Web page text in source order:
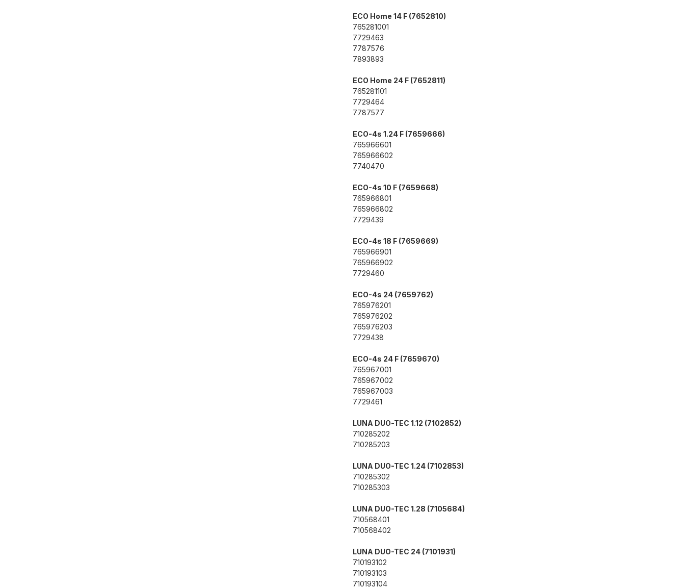
ECO Home 14 F (7652810)
765281001
7729463
7787576
7893893
ECO Home 24 F (7652811)
765281101
7729464
7787577
ECO-4s 1.24 F (7659666)
765966601
765966602
7740470
ECO-4s 10 F (7659668)
765966801
765966802
7729439
ECO-4s 18 F (7659669)
765966901
765966902
7729460
ECO-4s 24 (7659762)
765976201
765976202
765976203
7729438
ECO-4s 24 F (7659670)
765967001
765967002
765967003
7729461
LUNA DUO-TEC 1.12 (7102852)
710285202
710285203
LUNA DUO-TEC 1.24 (7102853)
710285302
710285303
LUNA DUO-TEC 1.28 (7105684)
710568401
710568402
LUNA DUO-TEC 24 (7101931)
710193102
710193103
710193104